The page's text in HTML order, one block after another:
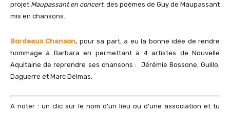
projet Maupassant en concert, des poèmes de Guy de Maupassant
mis en chansons.
Bordeaux Chanson, pour sa part, a eu la bonne idée de rendre
hommage à Barbara en permettant à 4 artistes de Nouvelle
Aquitaine de reprendre ses chansons : Jérémie Bossone, Guillo,
Daguerre et Marc Delmas.
A noter : un clic sur le nom d’un lieu ou d’une association et tu